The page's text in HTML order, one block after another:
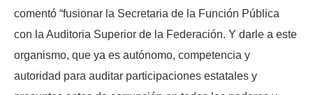
comentó “fusionar la Secretaria de la Función Pública
con la Auditoria Superior de la Federación. Y darle a este
organismo, que ya es autónomo, competencia y
autoridad para auditar participaciones estatales y